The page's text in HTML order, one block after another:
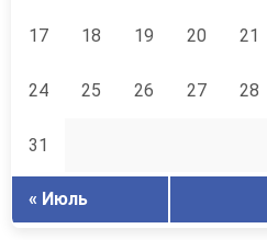
17 18 19 20 21
24 25 26 27 28
31
« Июль